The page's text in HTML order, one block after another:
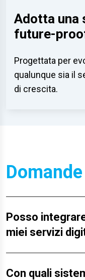
Adotta una
future-
Progettata per
qualunque sia il
di crescita.
Posso
miei servizi
Con quali